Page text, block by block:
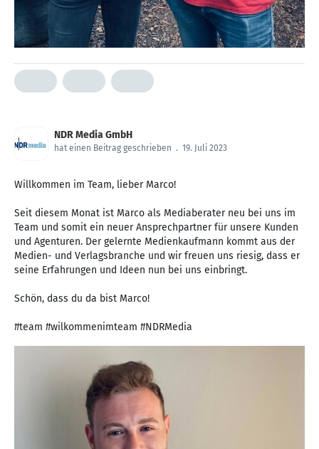
NDR Media GmbH
hat einen Beitrag geschrieben . 19. Juli 2023
Willkommen im Team, lieber Marco!
Seit diesem Monat ist Marco als Mediaberater neu bei uns im
Team und somit ein neuer Ansprechpartner für unsere Kunden
und Agenturen. Der gelernte Medienkaufmann kommt aus der
Medien- und Verlagsbranche und wir freuen uns riesig, dass er
seine Erfahrungen und Ideen nun bei uns einbringt.
Schön, dass du da bist Marco!
#team #wilkommenimteam #NDRMedia